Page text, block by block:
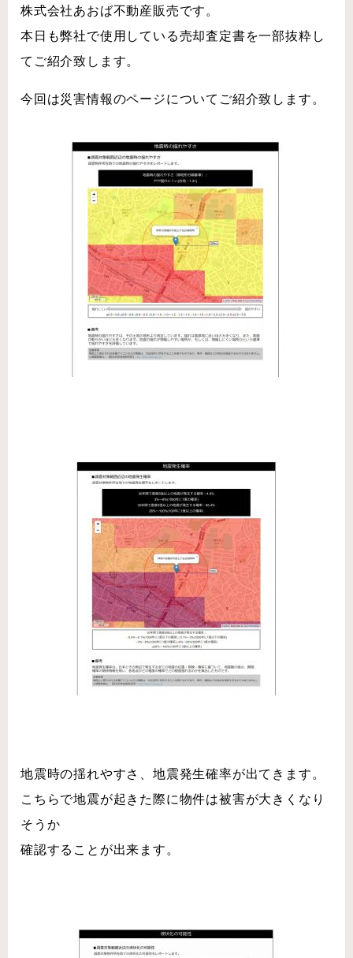
株式会社あおば不動産販売です。
本日も弊社で使用している売却査定書を一部抜粋し
てご紹介致します。
今回は災害情報のページについてご紹介致します。
地震時の揺れやすさ、地震発生確率が出てきます。
こちらで地震が起きた際に物件は被害が大きくなり
そうか
確認することが出来ます。